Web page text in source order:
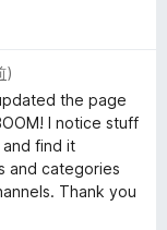
)
the page
I notice stuff
find it
and categories
Thank you